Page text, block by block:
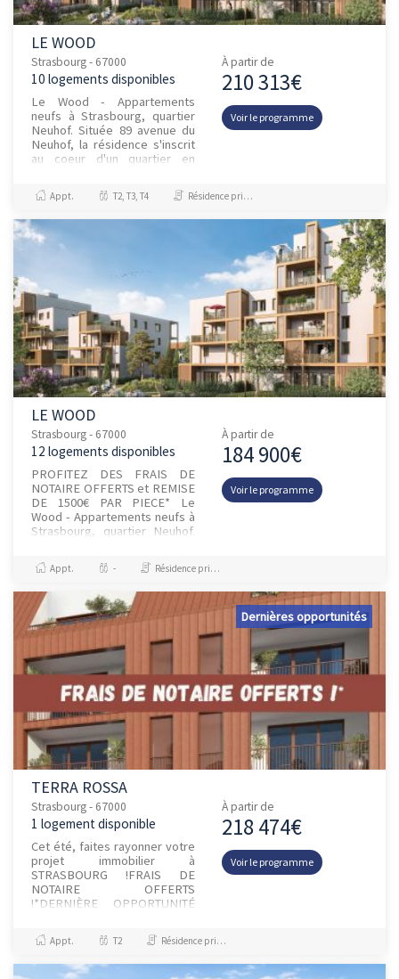
LE WOOD
Strasbourg - 67000
10 logements disponibles
Le Wood - Appartements
neufs à Strasbourg, quartier
Neuhof. Située 89 avenue du
Neuhof, la résidence s'inscrit
au coeur d'un quartier en
proximité immédiate d...
À partir de
210 313€
Voir le programme
Appt. T2, T3, T4 Résidence principale / PTZ, Investissement et Défiscalisation
LE WOOD
Strasbourg - 67000
12 logements disponibles
PROFITEZ DES FRAIS DE
NOTAIRE OFFERTS et REMISE
DE 1500€ PAR PIECE* Le
Wood - Appartements neufs à
Strasbourg, quartier Neuhof.
la résidence s'inscrit au co...
À partir de
184 900€
Voir le programme
Appt. - Résidence principale / PTZ
Dernières opportunités
TERRA ROSSA
Strasbourg - 67000
1 logement disponible
Cet été, faites rayonner votre
projet immobilier à
STRASBOURG !FRAIS DE
NOTAIRE OFFERTS
!*DERNIÈRE OPPORTUNITÉ
PIÈCES - Fin de...
À partir de
218 474€
Voir le programme
Appt. T2 Résidence principale / PTZ, Investissement et Défiscalisation